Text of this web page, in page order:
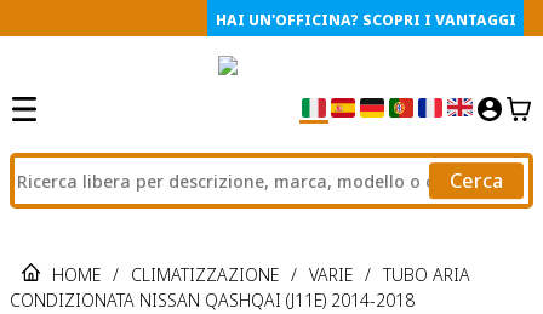
HAI UN'OFFICINA? SCOPRI I VANTAGGI
Cerca
HOME / CLIMATIZZAZIONE / VARIE / TUBO ARIA
CONDIZIONATA NISSAN QASHQAI (J11E) 2014-2018